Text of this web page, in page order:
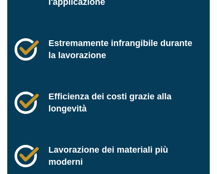
l'applicazione
Estremamente infrangibile durante
la lavorazione
Efficienza dei costi grazie alla
longevità
Lavorazione dei materiali più
moderni